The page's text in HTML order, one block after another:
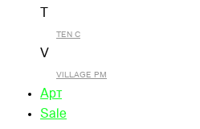
TEN C
V
VILLAGE PM
Арт
Sale